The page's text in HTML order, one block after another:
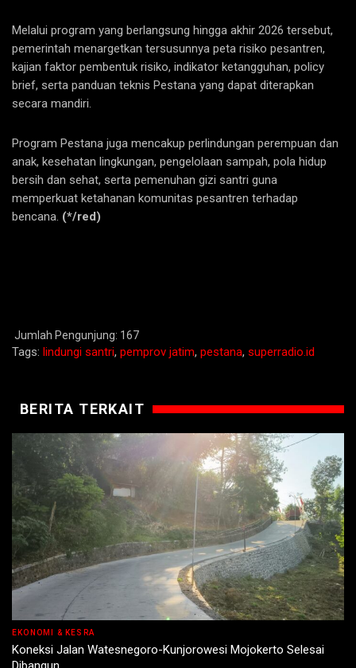
Melalui program yang berlangsung hingga akhir 2026 tersebut,
pemerintah menargetkan tersusunnya peta risiko pesantren,
kajian faktor pembentuk risiko, indikator ketangguhan, policy
brief, serta panduan teknis Pestana yang dapat diterapkan
secara mandiri.
Program Pestana juga mencakup perlindungan perempuan dan
anak, kesehatan lingkungan, pengelolaan sampah, pola hidup
bersih dan sehat, serta pemenuhan gizi santri guna
memperkuat ketahanan komunitas pesantren terhadap
bencana. (*/red)
Jumlah Pengunjung: 167
Tags: lindungi santri, pemprov jatim, pestana, superradio.id
BERITA TERKAIT
EKONOMI & KESRA
Koneksi Jalan Watesnegoro-Kunjorowesi Mojokerto Selesai